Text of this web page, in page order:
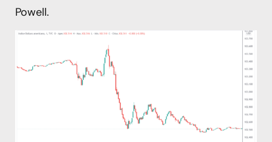
Powell.